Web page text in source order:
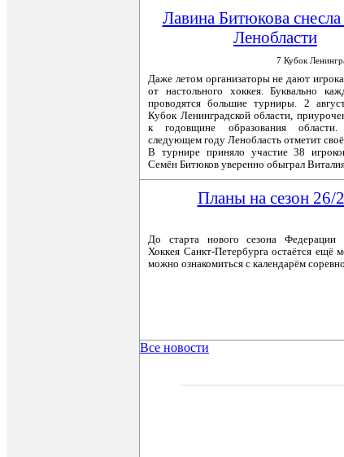
Лавина Битюкова снесла
Ленобласти
7 Кубок
Даже летом организаторы не дают
от настольного хоккея. Буквально
проводятся большие турниры. 2
Кубок Ленинградской области,
к годовщине образования
следующем году Ленобласть отметит
В турнире приняло участие 38
Семён Битюков уверенно обыграл
Планы на сезон 26/
До старта нового сезона Федерации
Хоккея Санкт-Петербурга остаётся ещё
можно ознакомиться с календарём
Все новости